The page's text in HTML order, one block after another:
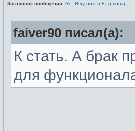
Заголовок сообщения: Re: Ищу нож.5-8т.р.повар
faiver90 писал(а):
К стать. А брак
для